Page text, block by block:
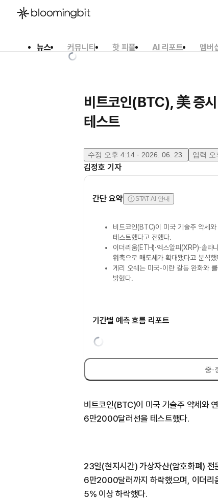
뉴스 커뮤니티 핫 피플 AI 리포트 멤버
비트코인(BTC), 美 증
테스트
수정 오후 4:14 · 2026. 06. 23. 입력
김정호 기자
간단 요약 STAT AI 안내
비트코인(BTC)이 미국 기술주 약세
테스트했다고 전했다.
이더리움(ETH)·엑스알피(XRP)·솔라
위축으로 매도세가 확대됐다고 분석했
게리 오쉐는 미국-이란 갈등 완화와
밝혔다.
기간별 예측 흐름 리포트
중·
비트코인(BTC)이 미국 기술주 약세와
6만2000달러선을 테스트했다.
23일(현지시간) 가상자산(암호화폐) 전
6만2000달러까지 하락했으며, 이더리
5% 이상 하락했다.